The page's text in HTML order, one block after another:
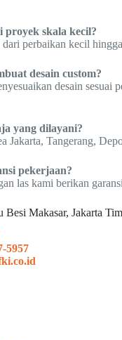
proyek skala kecil?
perbaikan kecil
desain custom?
desain sesuai
yang dilayani?
Jakarta, Tangerang,
pekerjaan?
las kami berikan
Besi Makasar, Jakarta
5957